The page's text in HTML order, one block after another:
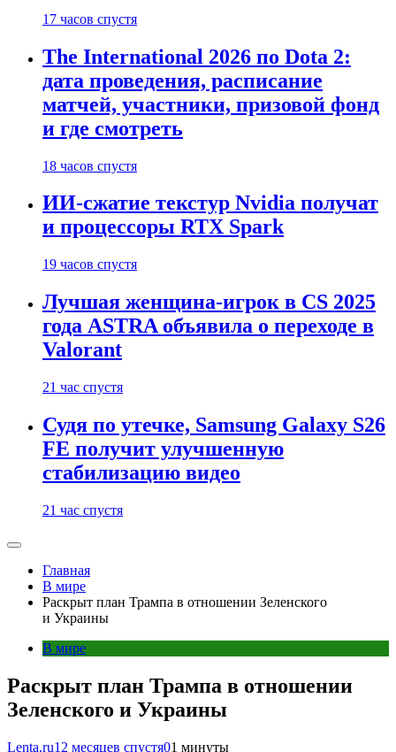
17 часов спустя
The International 2026 по Dota 2:
дата проведения, расписание
матчей, участники, призовой фонд
и где смотреть
18 часов спустя
ИИ-сжатие текстур Nvidia получат
и процессоры RTX Spark
19 часов спустя
Лучшая женщина-игрок в CS 2025
года ASTRA объявила о переходе в
Valorant
21 час спустя
Судя по утечке, Samsung Galaxy S26
FE получит улучшенную
стабилизацию видео
21 час спустя
Главная
В мире
Раскрыт план Трампа в отношении Зеленского
и Украины
В мире
Раскрыт план Трампа в отношении
Зеленского и Украины
Lenta.ru12 месяцев спустя01 минуты